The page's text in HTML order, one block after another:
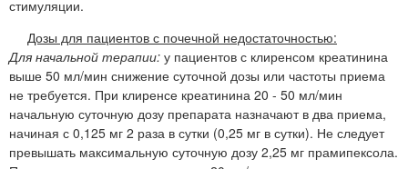
стимуляции.
Дозы для пациентов с почечной недостаточностью:
Для начальной терапии: у пациентов с клиренсом креатинина
выше 50 мл/мин снижение суточной дозы или частоты приема
не требуется. При клиренсе креатинина 20 - 50 мл/мин
начальную суточную дозу препарата назначают в два приема,
начиная с 0,125 мг 2 раза в сутки (0,25 мг в сутки). Не следует
превышать максимальную суточную дозу 2,25 мг прамипексола.